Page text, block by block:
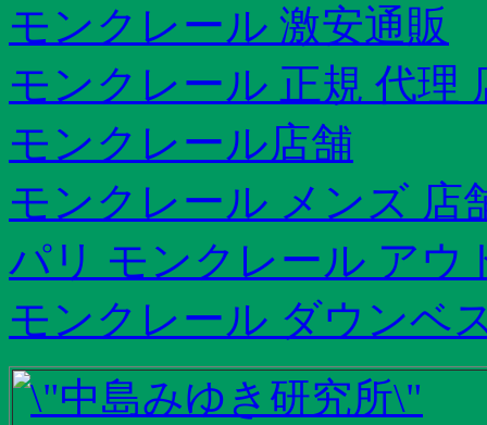
モンクレール 激安通販
モンクレール 正規 代理
モンクレール店舗
モンクレール メンズ 店
パリ モンクレール アウ
モンクレール ダウンベ